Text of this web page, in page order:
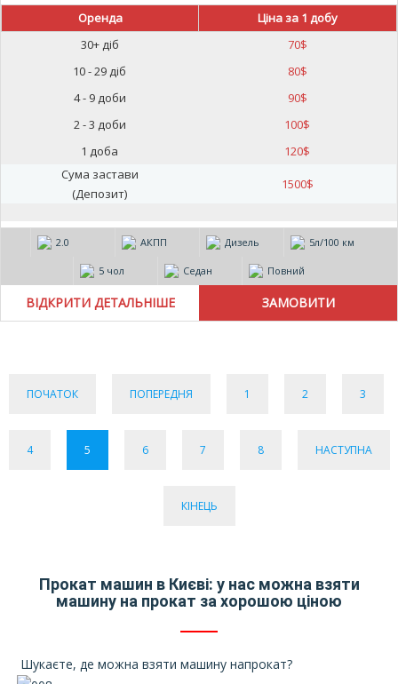
Оренда
Ціна за 1 добу
30+ діб
70$
10 - 29 діб
80$
4 - 9 доби
90$
2 - 3 доби
100$
1 доба
120$
Сума застави
(Депозит)
1500$
2.0 АКПП Дизель 5л/100 км
5 чол Седан Повний
ВІДКРИТИ ДЕТАЛЬНІШЕ
ПОЧАТОК ПОПЕРЕДНЯ 1 2 3
4 5 6 7 8 НАСТУПНА
КІНЕЦЬ
Прокат машин в Києві: у нас можна взяти
машину на прокат за хорошою ціною
Шукаєте, де можна взяти машину напрокат?